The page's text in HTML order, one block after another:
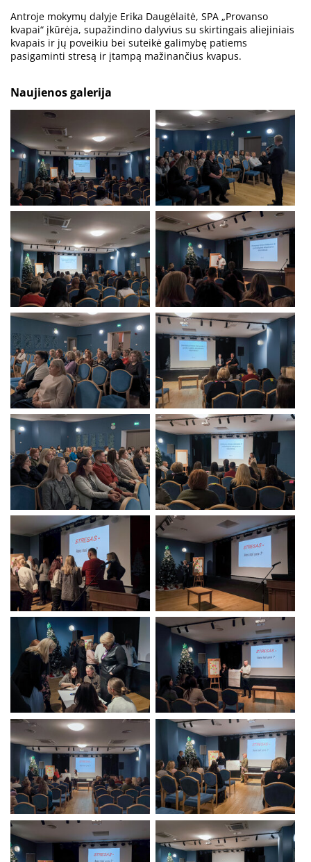
Antroje mokymų dalyje Erika Daugėlaitė, SPA „Provanso
kvapai“ įkūrėja, supažindino dalyvius su skirtingais aliejiniais
kvapais ir jų poveikiu bei suteikė galimybę patiems
pasigaminti stresą ir įtampą mažinančius kvapus.
Naujienos galerija